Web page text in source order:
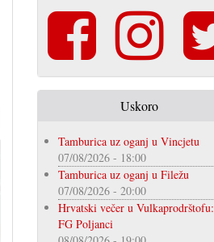
Uskoro
Tamburica uz oganj u Vincjetu
07/08/2026 - 18:00
Tamburica uz oganj u Filežu
07/08/2026 - 20:00
Hrvatski večer u Vulkaprodrštofu:
FG Poljanci